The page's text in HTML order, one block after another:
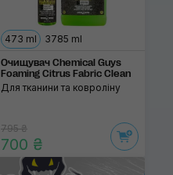
473 ml 3785 ml
Очищувач Chemical Guys
Foaming Citrus Fabric Clean
Для тканини та ковроліну
795 ₴
700 ₴